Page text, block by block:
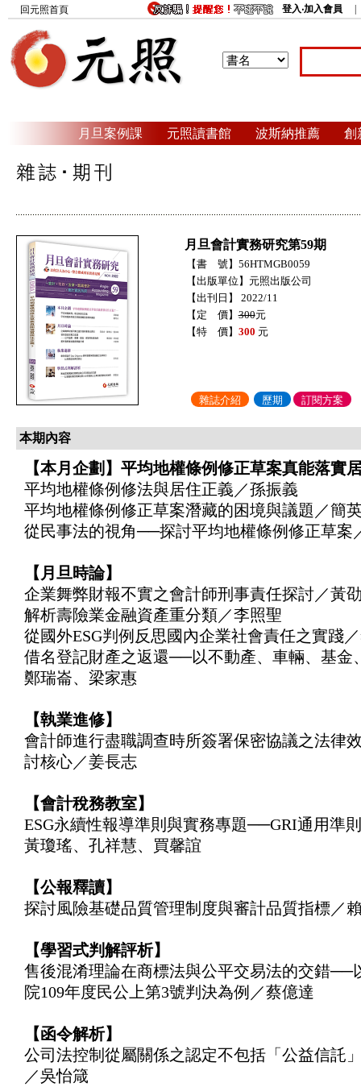
回元照首頁 登入‧加入會員
月旦案例課 元照讀書館 波斯納推薦 創
月旦會計實務研究第59期
【書 號】56HTMGB0059
【出版單位】元照出版公司
【出刊日】 2022/11
【定 價】300元
【特 價】 300 元
雜誌介紹 歷期 訂閱方案
本期內容
【本月企劃】平均地權條例修正草案真能落實
平均地權條例修法與居住正義／孫振義
平均地權條例修正草案潛藏的困境與議題／簡
從民事法的視角──探討平均地權條例修正草案
【月旦時論】
企業舞弊財報不實之會計師刑事責任探討／黃
解析壽險業金融資產重分類／李照聖
從國外ESG判例反思國內企業社會責任之實踐
借名登記財產之返還──以不動產、車輛、基金
鄭瑞崙、梁家惠
【執業進修】
會計師進行盡職調查時所簽署保密協議之法律
討核心／姜長志
【會計稅務教室】
ESG永續性報導準則與實務專題──GRI通用準
黃瓊瑤、孔祥慧、買馨誼
【公報釋讀】
探討風險基礎品質管理制度與審計品質指標／
【學習式判解評析】
售後混淆理論在商標法與公平交易法的交錯──
院109年度民公上第3號判決為例／蔡億達
【函令解析】
公司法控制從屬關係之認定不包括「公益信託
／吳怡箴